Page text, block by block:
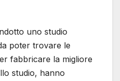
uno studio
poter trovare le
fabbricare la migliore
studio, hanno